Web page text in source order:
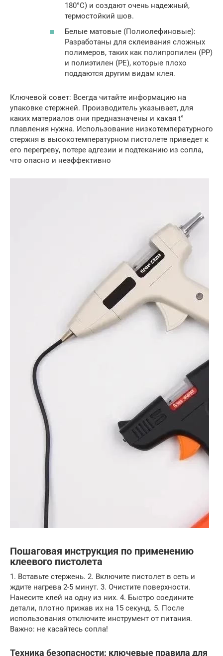
180°C) и создают очень надежный,
термостойкий шов.
Белые матовые (Полиолефиновые):
Разработаны для склеивания сложных
полимеров, таких как полипропилен (PP)
и полиэтилен (PE), которые плохо
поддаются другим видам клея.
Ключевой совет: Всегда читайте информацию на
упаковке стержней. Производитель указывает, для
каких материалов они предназначены и какая t°
плавления нужна. Использование низкотемпературного
стержня в высокотемпературном пистолете приведет к
его перегреву, потере адгезии и подтеканию из сопла,
что опасно и неэффективно
Пошаговая инструкция по применению
клеевого пистолета
1. Вставьте стержень. 2. Включите пистолет в сеть и
ждите нагрева 2-5 минут. 3. Очистите поверхности.
Нанесите клей на одну из них. 4. Быстро соедините
детали, плотно прижав их на 15 секунд. 5. После
использования отключите инструмент от питания.
Важно: не касайтесь сопла!
Техника безопасности: ключевые правила для